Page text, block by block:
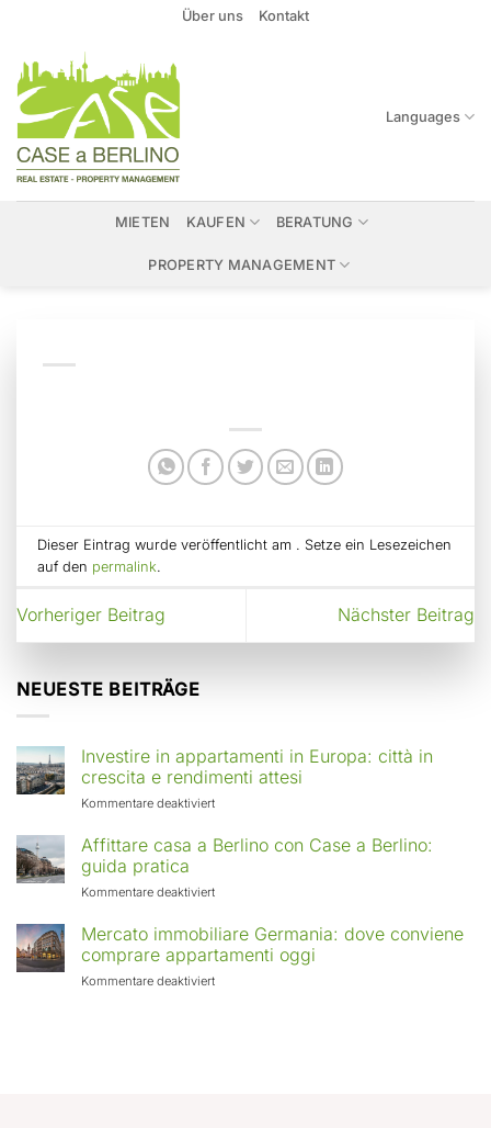
springen
Über uns Kontakt
Languages
MIETEN KAUFEN BERATUNG
PROPERTY MANAGEMENT
Dieser Eintrag wurde veröffentlicht am . Setze ein Lesezeichen
auf den permalink.
Vorheriger Beitrag Nächster Beitrag
NEUESTE BEITRÄGE
Investire in appartamenti in Europa: città in
crescita e rendimenti attesi
Kommentare deaktiviertfür
in
Europa:
in
crescita
rendimenti
Affittare casa a Berlino con Case a Berlino:
guida pratica
Kommentare deaktiviertfür
casa
a
Berlino
con
Mercato immobiliare Germania: dove conviene
comprare appartamenti oggi
Kommentare deaktiviertfür